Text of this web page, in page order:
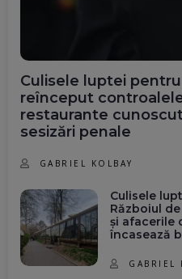
Culisele luptei
reînceput
restaurante
sesizări penale
GABRIEL KOLBAY
Culisele
Războiul
și afacerile
încasează
GABRIEL